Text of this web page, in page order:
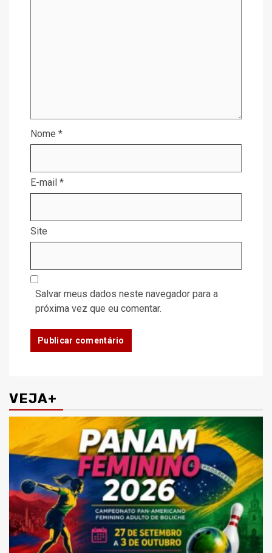
Nome *
E-mail *
Site
Salvar meus dados neste navegador para a
próxima vez que eu comentar.
VEJA+